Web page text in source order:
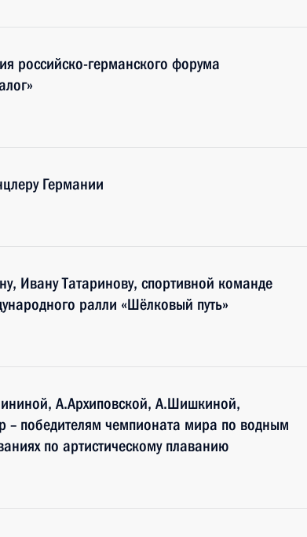
российско-германского форума
Германии
Ивану Татаринову, спортивной команде
ралли «Шёлковый путь»
А.Архиповской, А.Шишкиной,
победителям чемпионата мира по водным
по артистическому плаванию